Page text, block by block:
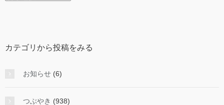
稿
み
カテゴリから投稿をみる
お知らせ (6)
つぶやき (938)